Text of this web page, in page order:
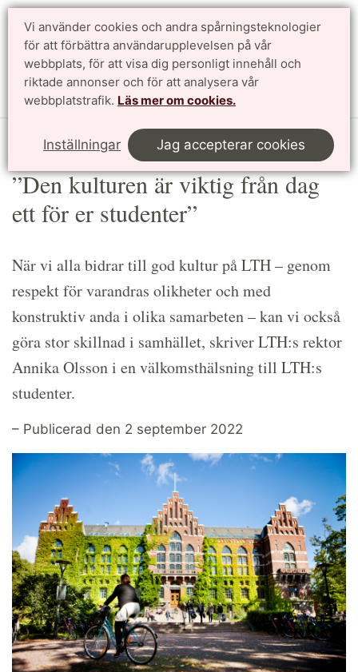
Vi använder cookies och andra spårningsteknologier
för att förbättra användarupplevelsen på vår
webbplats, för att visa dig personligt innehåll och
riktade annonser och för att analysera vår
webbplatstrafik. Läs mer om cookies.
Inställningar Jag accepterar cookies
Sök
”Den kulturen är viktig från dag
ett för er studenter”
När vi alla bidrar till god kultur på LTH – genom
respekt för varandras olikheter och med
konstruktiv anda i olika samarbeten – kan vi också
göra stor skillnad i samhället, skriver LTH:s rektor
Annika Olsson i en välkomsthälsning till LTH:s
studenter.
– Publicerad den 2 september 2022